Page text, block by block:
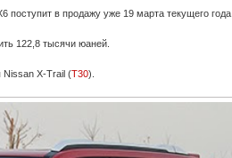
в продажу уже 19 марта текущего года.
122,8 тысячи юаней.
Nissan X-Trail (Т30).